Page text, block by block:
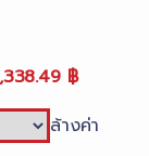
฿Price
2,195.16
Current
is:
ล้างค่า